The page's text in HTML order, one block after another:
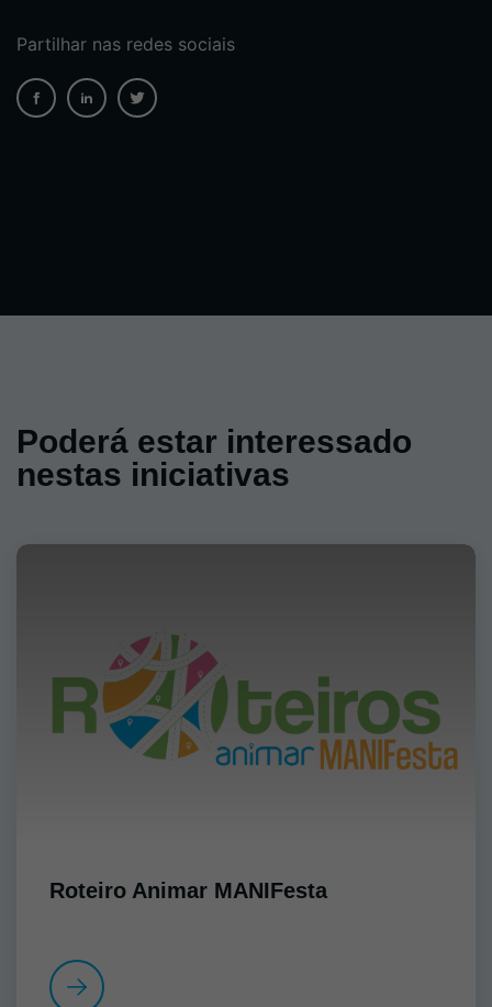
Partilhar nas redes sociais
Poderá estar interessado
nestas iniciativas
Roteiro Animar MANIFesta